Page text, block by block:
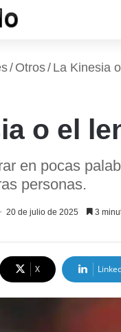
/ Otros/ La Kinesia
o el
en pocas
personas.
20 de julio de 2025 3
X